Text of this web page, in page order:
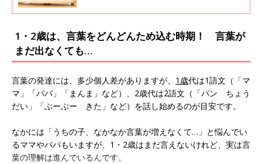
める、寺田奈々先生に聞きました。
1・2歳は、言葉をどんどんため込む時期！ 言葉が
まだ出なくても…
言葉の発達には、多少個人差がありますが、 1歳代は1語文（「マ
マ」「パパ」「まんま」など）、2歳代は2語文（「パン ちょう
だい」「ぶーぶー きた」など）を話し始めるのが目安です。
なかには「うちの子、なかなか言葉が増えなくて…」と悩んでい
るママやパパもいますが、1・2歳はまだ言えないけれど、実は言
葉の理解は進んでいるんです。